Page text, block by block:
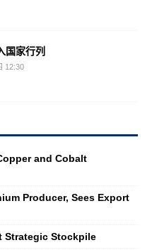
国家行列
12:30
and Cobalt
Producer, Sees Export
Strategic Stockpile